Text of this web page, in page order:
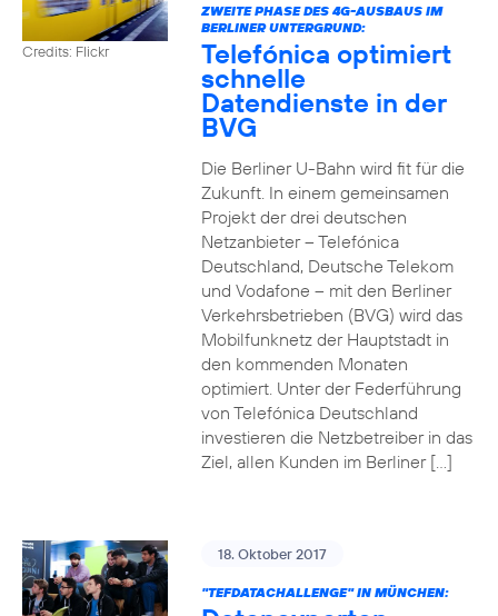
Credits: Flickr
ZWEITE PHASE DES 4G-AUSBAUS IM
BERLINER UNTERGRUND:
Telefónica optimiert
schnelle
Datendienste in der
BVG
Die Berliner U-Bahn wird fit für die
Zukunft. In einem gemeinsamen
Projekt der drei deutschen
Netzanbieter – Telefónica
Deutschland, Deutsche Telekom
und Vodafone – mit den Berliner
Verkehrsbetrieben (BVG) wird das
Mobilfunknetz der Hauptstadt in
den kommenden Monaten
optimiert. Unter der Federführung
von Telefónica Deutschland
investieren die Netzbetreiber in das
Ziel, allen Kunden im Berliner […]
18. Oktober 2017
"TEFDATACHALLENGE" IN MÜNCHEN: